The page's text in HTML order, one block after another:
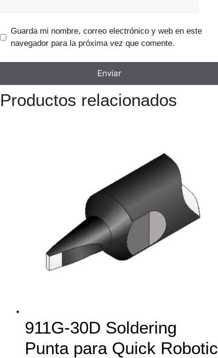
Guarda mi nombre, correo electrónico y web en este
navegador para la próxima vez que comente.
Productos relacionados
911G-30D Soldering
Punta para Quick Robotic